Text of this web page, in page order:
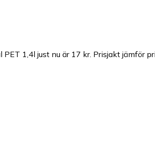
1,4l just nu är 17 kr. Prisjakt jämför